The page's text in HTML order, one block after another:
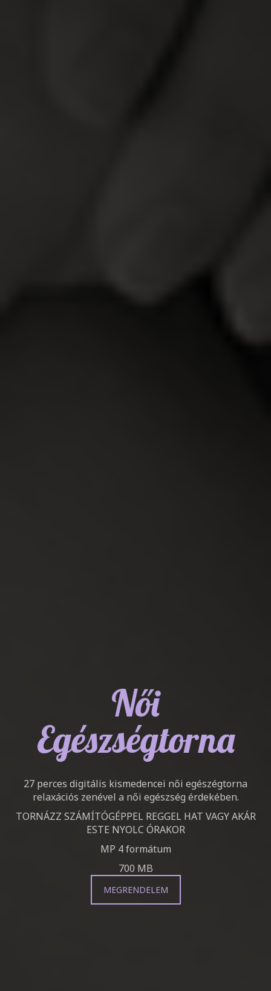
Női
Egészségtorna
27 perces digitális kismedencei női egészégtorna
relaxációs zenével a női egészség érdekében.
TORNÁZZ SZÁMÍTÓGÉPPEL REGGEL HAT VAGY AKÁR
ESTE NYOLC ÓRAKOR
MP 4 formátum
700 MB
MEGRENDELEM